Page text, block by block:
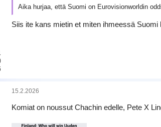
Aika hurjaa, että Suomi on Eurovisionworldin
Siis ite kans mietin et miten ihmeessä
15.2.2026
Komiat on noussut Chachin edelle, Pete X